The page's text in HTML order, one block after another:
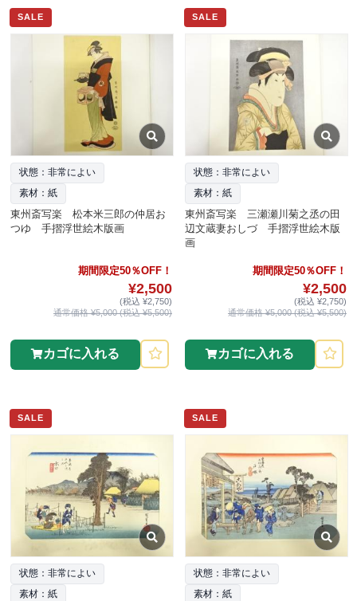
SALE
状態：非常によい
素材：紙
東州斎写楽 松本米三郎の仲居お
つゆ 手摺浮世絵木版画
期間限定50％OFF！
¥2,500
(税込 ¥2,750)
通常価格 ¥5,000 (税込 ¥5,500)
カゴに入れる
SALE
状態：非常によい
素材：紙
東州斎写楽 三瀬瀬川菊之丞の田
辺文蔵妻おしづ 手摺浮世絵木版
画
期間限定50％OFF！
¥2,500
(税込 ¥2,750)
通常価格 ¥5,000 (税込 ¥5,500)
カゴに入れる
SALE
状態：非常によい
素材：紙
SALE
状態：非常によい
素材：紙